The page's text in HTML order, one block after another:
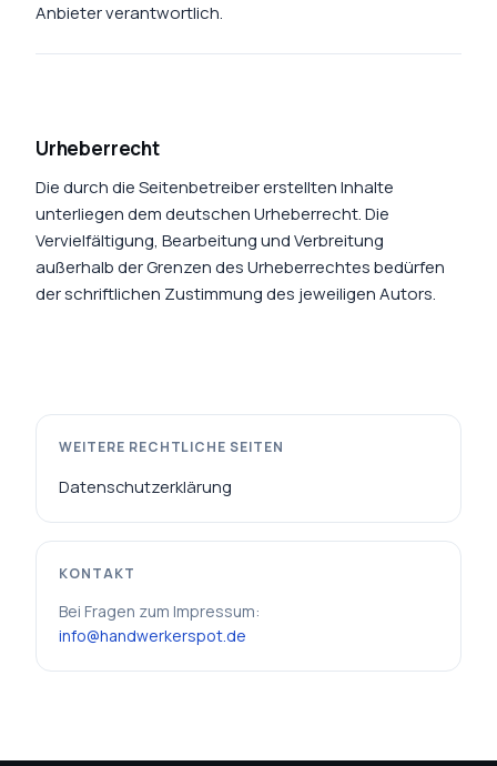
Anbieter verantwortlich.
Urheberrecht
Die durch die Seitenbetreiber erstellten Inhalte
unterliegen dem deutschen Urheberrecht. Die
Vervielfältigung, Bearbeitung und Verbreitung
außerhalb der Grenzen des Urheberrechtes bedürfen
der schriftlichen Zustimmung des jeweiligen Autors.
WEITERE RECHTLICHE SEITEN
Datenschutzerklärung
KONTAKT
Bei Fragen zum Impressum:
info@handwerkerspot.de